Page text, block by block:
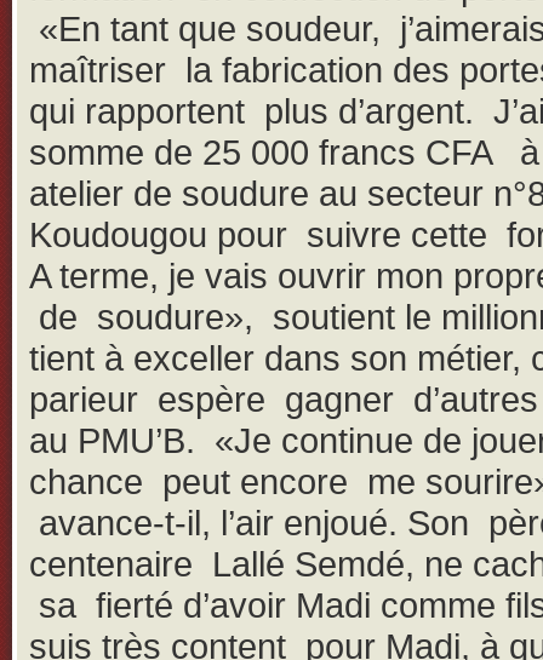
«En tant que soudeur,
maîtriser la fabrication des
qui rapportent plus d’argent.
somme de 25 000 francs CFA
atelier de soudure au secteur
Koudougou pour suivre cette
A terme, je vais ouvrir mon
de soudure», soutient le
tient à exceller dans son métier,
parieur espère gagner
au PMU’B. «Je continue de
chance peut encore me
avance-t-il, l’air enjoué. Son
centenaire Lallé Semdé, ne
sa fierté d’avoir Madi comme
suis très content pour Madi, à